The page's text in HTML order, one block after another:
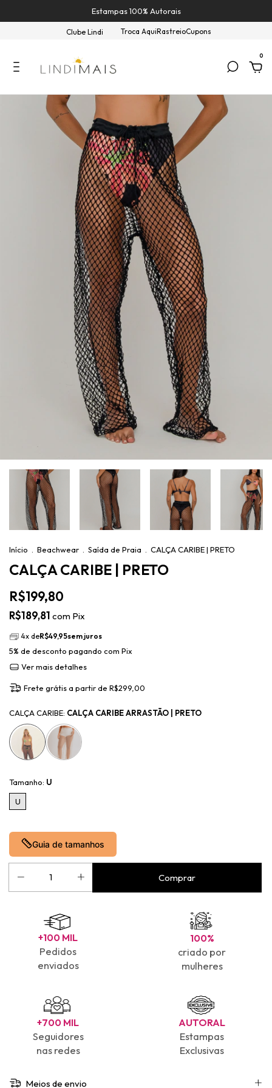
Estampas 100% Autorais
Clube Lindi Troca AquiRastreioCupons
0
Início Beachwear Saída de Praia CALÇA CARIBE | PRETO
CALÇA CARIBE | PRETO
R$199,80
R$189,81 com Pix
4x deR$49,95sem juros
5% de desconto pagando com Pix
Ver mais detalhes
Frete grátisa partir de R$299,00
CALÇA CARIBE: CALÇA CARIBE ARRASTÃO | PRETO
Tamanho: U
U
Guia de tamanhos
+100 MIL
Pedidos
enviados
100%
criado por
mulheres
+700 MIL
Seguidores
nas redes
AUTORAL
Estampas
Exclusivas
Meios de envio